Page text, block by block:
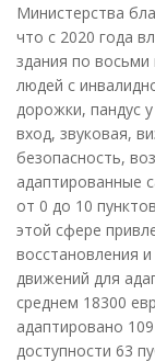
Министерства
что с 2020 года
здания по восьми
людей с
дорожки, пандус
вход, звуковая,
безопасность,
адаптированные
от 0 до 10
этой сфере
восстановления
движений для
среднем 18300
адаптировано
доступности 63